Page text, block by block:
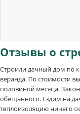
Отзывы о
Строили дачный дом по
веранда. По стоимости
половиной месяца.
обещанного. Ездим на
теплоизоляцию ничего